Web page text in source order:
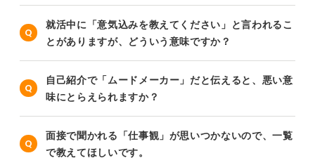
就活中に「意気込みを教えてください」と言われるこ
とがありますが、どういう意味ですか？
自己紹介で「ムードメーカー」だと伝えると、悪い意
味にとらえられますか？
面接で聞かれる「仕事観」が思いつかないので、一覧
で教えてほしいです。